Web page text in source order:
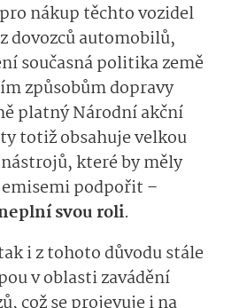
nákup těchto vozidel
dovozců automobilů,
současná politika země
způsobům dopravy
platný Národní akční
totiž obsahuje velkou
které by měly
podpořit –
svou roli.
i z tohoto důvodu stále
v oblasti zavádění